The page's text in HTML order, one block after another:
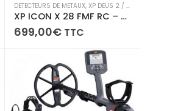
DETECTEURS DE METAUX, XP DEUS 2 / ICON / ICON X /ORX
XP ICON X 28 FMF RC – Télécommande + disque 28 cm + Casque sans fil WSA ST
699,00€ TTC